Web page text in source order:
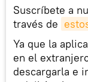
Suscríbete a
través de
Ya que la
en el
descargarla e